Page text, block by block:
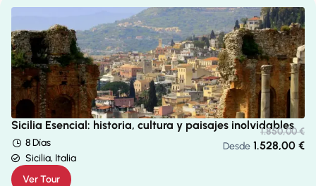
Sicilia Esencial: historia, cultura y paisajes inolvidables
8 Días
Sicilia, Italia
1.850,00€
Desde 1.528,00 €
Ver Tour